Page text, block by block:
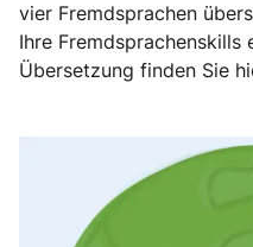
vier Fremdsprachen
Ihre Fremdsprachenskills
Übersetzung finden Sie